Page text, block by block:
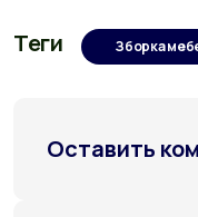
Теги Зборка
Оставить